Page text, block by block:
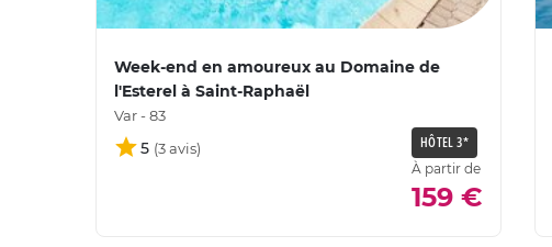
Week-end en amoureux au Domaine de
l'Esterel à Saint-Raphaël
Var - 83
5 HÔTEL 3*
À partir de
159 €